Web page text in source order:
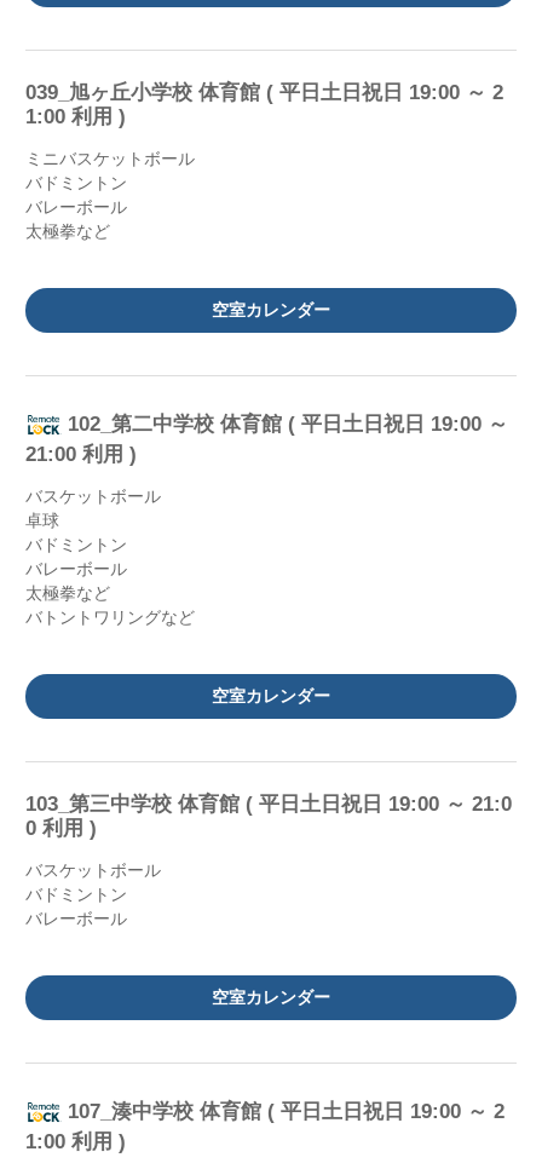
039_旭ヶ丘小学校 体育館 ( 平日土日祝日 19:00 ～ 2
1:00 利用 )
ミニバスケットボール
バドミントン
バレーボール
太極拳など
空室カレンダー
102_第二中学校 体育館 ( 平日土日祝日 19:00 ～
21:00 利用 )
バスケットボール
卓球
バドミントン
バレーボール
太極拳など
バトントワリングなど
空室カレンダー
103_第三中学校 体育館 ( 平日土日祝日 19:00 ～ 21:0
0 利用 )
バスケットボール
バドミントン
バレーボール
空室カレンダー
107_湊中学校 体育館 ( 平日土日祝日 19:00 ～ 2
1:00 利用 )